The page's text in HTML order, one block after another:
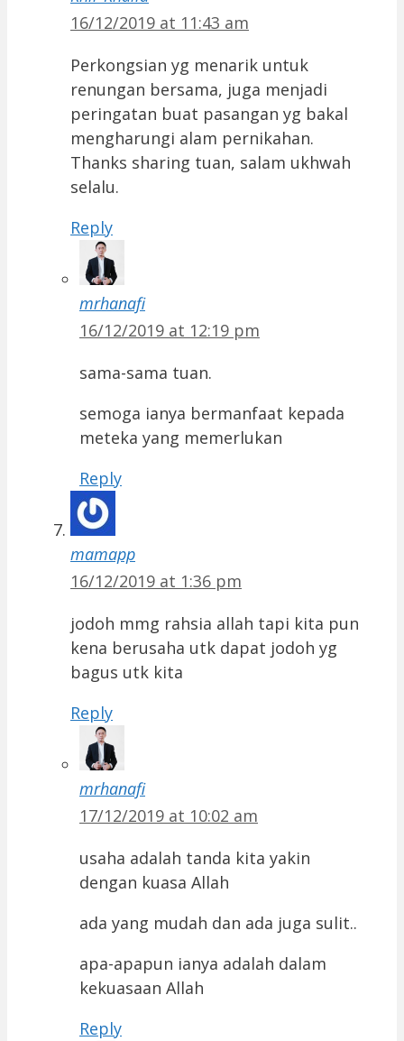
16/12/2019 at 11:43 am
Perkongsian yg menarik untuk
renungan bersama, juga menjadi
peringatan buat pasangan yg bakal
mengharungi alam pernikahan.
Thanks sharing tuan, salam ukhwah
selalu.
Reply
mrhanafi
16/12/2019 at 12:19 pm
sama-sama tuan.
semoga ianya bermanfaat kepada
meteka yang memerlukan
Reply
mamapp
16/12/2019 at 1:36 pm
jodoh mmg rahsia allah tapi kita pun
kena berusaha utk dapat jodoh yg
bagus utk kita
Reply
mrhanafi
17/12/2019 at 10:02 am
usaha adalah tanda kita yakin
dengan kuasa Allah
ada yang mudah dan ada juga sulit..
apa-apapun ianya adalah dalam
kekuasaan Allah
Reply